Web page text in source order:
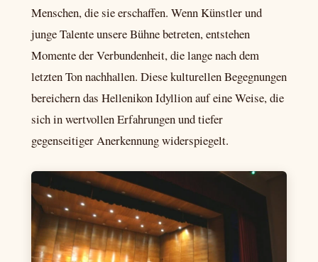
Menschen, die sie erschaffen. Wenn Künstler und
junge Talente unsere Bühne betreten, entstehen
Momente der Verbundenheit, die lange nach dem
letzten Ton nachhallen. Diese kulturellen Begegnungen
bereichern das Hellenikon Idyllion auf eine Weise, die
sich in wertvollen Erfahrungen und tiefer
gegenseitiger Anerkennung widerspiegelt.